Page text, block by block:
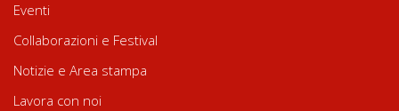
Eventi
Collaborazioni e Festival
Notizie e Area stampa
Lavora con noi